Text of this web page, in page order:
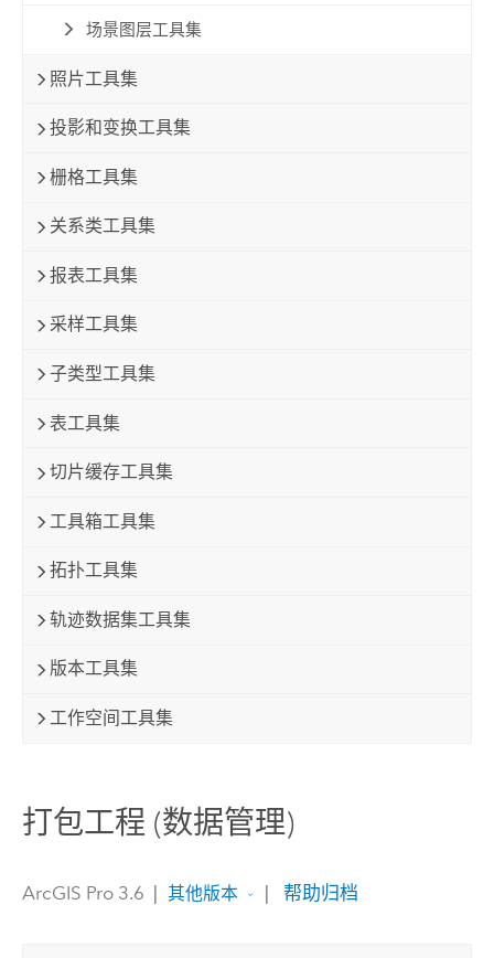
场景图层工具集
照片工具集
投影和变换工具集
栅格工具集
关系类工具集
报表工具集
采样工具集
子类型工具集
表工具集
切片缓存工具集
工具箱工具集
拓扑工具集
轨迹数据集工具集
版本工具集
工作空间工具集
打包工程 (数据管理)
ArcGIS Pro 3.6 其他版本 帮助归档